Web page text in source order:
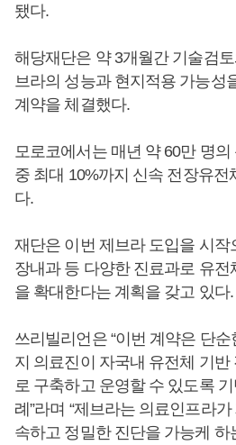
됐다.
해당재단은 약 3개월간 기술검
브라의 성능과 현지적용 가능성
계약을 체결했다.
모로코에서는 매년 약 60만 명
중 최대 10%까지 신속 전장유전
다.
재단은 이번 제브라 도입을 시작
장내과 등 다양한 진료과로 유
을 확대한다는 계획을 갖고 있다.
쓰리빌리언은 “이번 계약은 단
지 의료진이 자국내 유전체 기반
로 구축하고 운영할 수 있도록
례”라며 “제브라는 의료인프라
속하고 정밀한 진단을 가능케 하